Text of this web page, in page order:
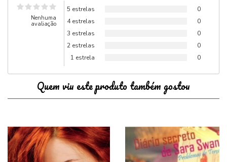
Nenhuma
avaliação
5 estrelas
0
4 estrelas
0
3 estrelas
0
2 estrelas
0
1 estrela
0
Quem viu este produto também gostou